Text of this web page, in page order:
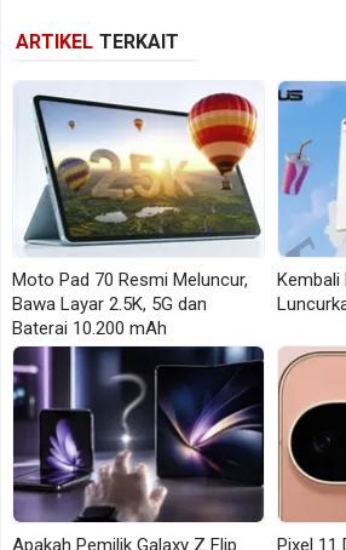
tampak diarahkan untuk pengguna
membutuhkan ponsel sederhana,
cukup lega untuk aktivitas sehari-
Fokus pada Baterai dan
HONOR X5c Plus membawa
laman produknya, HONOR juga
sebagai salah satu nilai jual utama
Untuk pengguna yang memakai
perangkat utama seharian,
bisa menjadi alasan praktis.
sering dipakai untuk komunikasi,
ringan, media sosial, dan hiburan
ARTIKEL TERKAIT
Moto Pad 70 Resmi Meluncur,
Bawa Layar 2.5K, 5G dan
Baterai 10.200 mAh
Kembali
Apakah Pemilik Galaxy Z Flip
Pixel 11